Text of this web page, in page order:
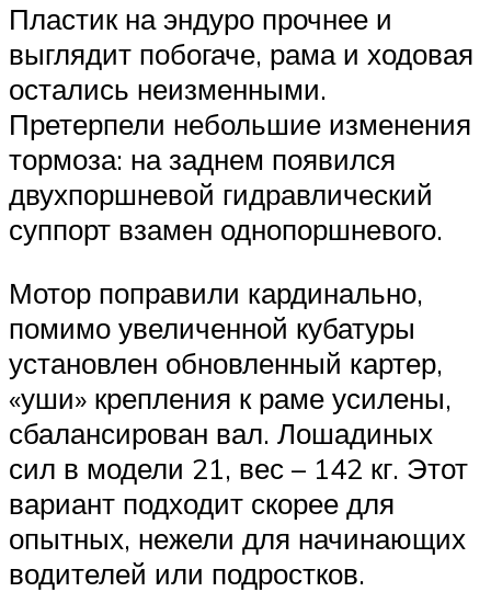
Пластик на эндуро прочнее и
выглядит побогаче, рама и ходовая
остались неизменными.
Претерпели небольшие изменения
тормоза: на заднем появился
двухпоршневой гидравлический
суппорт взамен однопоршневого.
Мотор поправили кардинально,
помимо увеличенной кубатуры
установлен обновленный картер,
«уши» крепления к раме усилены,
сбалансирован вал. Лошадиных
сил в модели 21, вес – 142 кг. Этот
вариант подходит скорее для
опытных, нежели для начинающих
водителей или подростков.